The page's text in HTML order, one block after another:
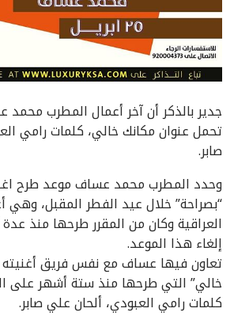
جدير بالذكر أن آخر أعمال المطرب محمد
تحمل عنوان مكانك خالي، كلمات رامي
صابر.
وحدد المطرب محمد عساف موعد طرح
“بصراحة” خلال عيد الفطر المقبل، وهي
العراقية وكان من المقرر طرحها منذ
إلغاء هذا الموعد.
تعاون فيها عساف مع نفس فريق أغنيته
خالي” التي طرحها منذ ستة أشهر على
كلمات رامي العبودي، ألحان علي صابر.